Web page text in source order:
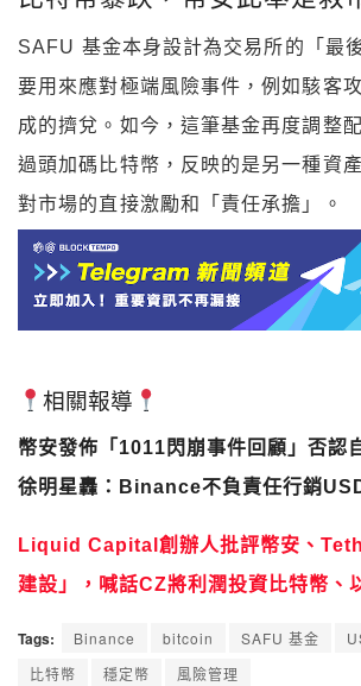
SAFU 基金本身設計為交易所的「最
要用來應對極端風險事件，例如駭客
成的擠兌。如今，這筆基金再度調整
過頭加碼比特幣，反映的是另一種資
對市場的直接激勵和「責任承擔」。
相關報導
幣安發佈「1011閃崩事件回顧」否認
徐明星轟：Binance不負責任行銷
Liquid Capital創辦人批評幣安、
建設」，喊話CZ將利潤投資比特幣、
Tags: Binance bitcoin SAFU 基金
比特幣
穩定幣 風險管理